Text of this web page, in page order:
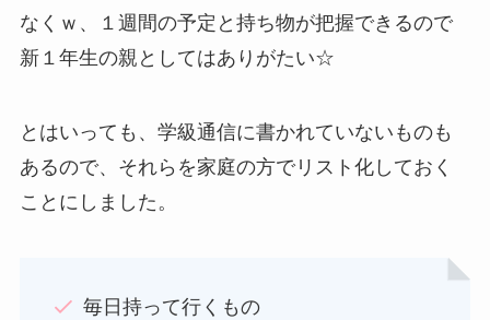
なくｗ、１週間の予定と持ち物が把握できるので
新１年生の親としてはありがたい☆
とはいっても、学級通信に書かれていないものも
あるので、それらを家庭の方でリスト化しておく
ことにしました。
毎日持って行くもの